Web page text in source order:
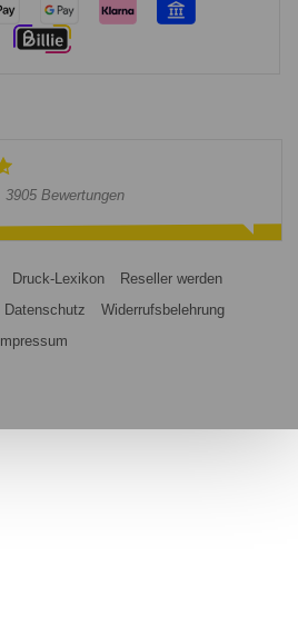
3905 Bewertungen
Druck-Lexikon
Reseller werden
Datenschutz
Widerrufsbelehrung
Impressum